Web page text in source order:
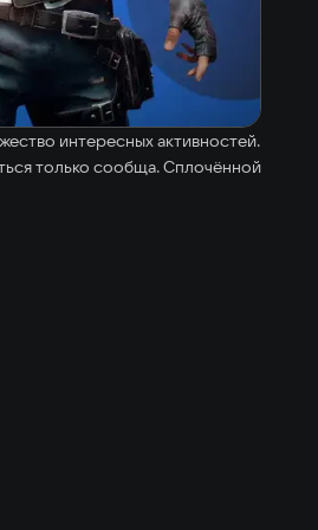
интересных активностей.
только сообща. Сплочённой